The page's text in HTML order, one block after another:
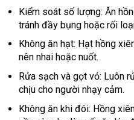
Kiểm soát số lượng: Ăn
tránh đầy bụng hoặc rối
Không ăn hạt: Hạt hồng
nên nhai hoặc nuốt.
Rửa sạch và gọt vỏ: Luôn
chịu cho người nhạy cảm.
Không ăn khi đói: Hồng